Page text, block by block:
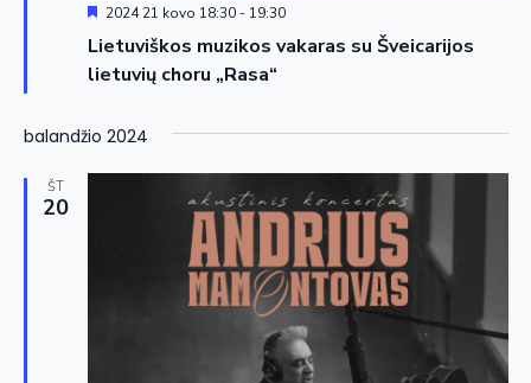
Lietuviškos muzikos vakaras su Šveicarijos
lietuvių choru „Rasa“
Siūloma
2024 21 kovo 18:30- 19:30
balandžio 2024
ŠT
20